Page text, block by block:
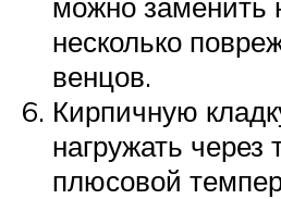
несколько
венцов.
Кирпичную
нагружать через
плюсовой